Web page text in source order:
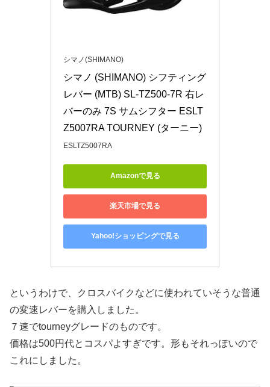
シマノ(SHIMANO)
シマノ (SHIMANO) シフティング
レバー (MTB) SL-TZ500-7R 右レ
バーのみ 7S サムシフター ESLT
Z5007RA TOURNEY (ターニー)
ESLTZ5007RA
Amazonで見る
楽天市場で見る
Yahoo!ショッピングで見る
というわけで、クロスバイクなどに使われていそうな普通
の変速レバーを購入しました。
７速でtourneyグレードのものです。
価格は500円代とコスパよすぎです。形もそれっぽいので
これにしました。